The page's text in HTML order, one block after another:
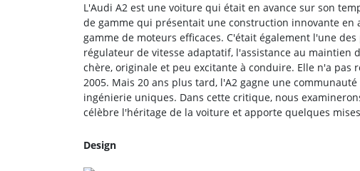
L'Audi A2 est une voiture qui était en avance sur son
de gamme qui présentait une construction innovante
gamme de moteurs efficaces. C'était également l'une
régulateur de vitesse adaptatif, l'assistance au maintien
chère, originale et peu excitante à conduire. Elle n'a
2005. Mais 20 ans plus tard, l'A2 gagne une
ingénierie uniques. Dans cette critique, nous
célèbre l'héritage de la voiture et apporte quelques
Design